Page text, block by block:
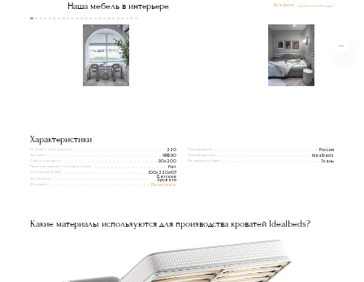
Наша мебель в интерьере Все фото
Характеристики
Габаритная ширина
220
Артикул
ARIE90
Спальное место
90х200
Наличие подъемного механизма
Нет
Габариты(ВxШxГ)
100x220x107
Категории
Детские
кровати
3D модель
Посмотреть
Производство
Россия
Производитель
Idealbeds
Материал обивки
Ткань
Какие материалы используются для производства кроватей Idealbeds?